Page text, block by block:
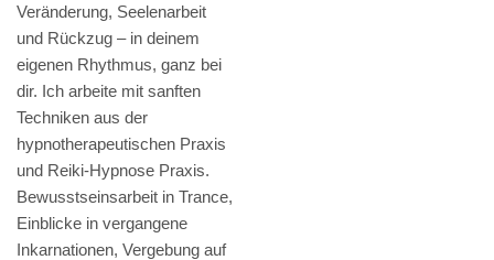
Veränderung, Seelenarbeit
und Rückzug – in deinem
eigenen Rhythmus, ganz bei
dir. Ich arbeite mit sanften
Techniken aus der
hypnotherapeutischen Praxis
und Reiki-Hypnose Praxis.
Bewusstseinsarbeit in Trance,
Einblicke in vergangene
Inkarnationen, Vergebung auf